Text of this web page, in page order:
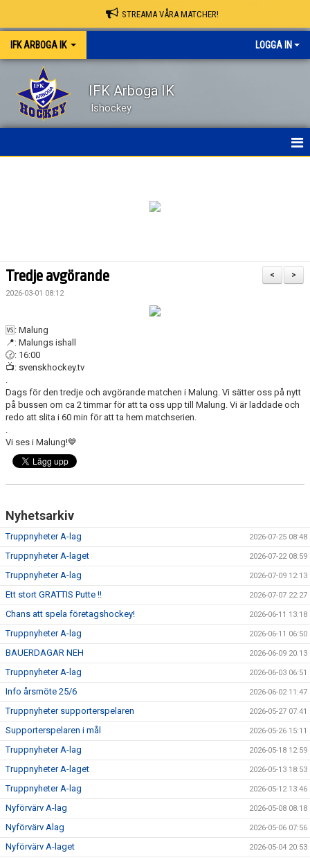
STREAMA VÅRA MATCHER!
IFK ARBOGA IK LOGGA IN
IFK Arboga IK
Ishockey
KALENDER
VÅRA LAG
ISSCHEMA
BOKA LOGE OCH MAT
DEN BLÅVITA VÄGEN
A-LAGETS MATCHER 25/26
KLUBBPROFIL
SUPPORTERKLUBBEN
MEDLEMSSKAP
ENKRONASMATCH 2026
>
<
Tredje avgörande
2026-03-01 08:12
🆚: Malung
📍: Malungs ishall
🕝: 16:00
📺: svenskhockey.tv
.
Dags för den tredje och avgörande matchen i Malung. Vi sätter oss på nytt
på bussen om ca 2 timmar för att ta oss upp till Malung. Vi är laddade och
redo att slita i 60 min för att ta hem matchserien.
.
Vi ses i Malung!💙
Nyhetsarkiv
Truppnyheter A-lag 2026-07-25 08:48
Truppnyheter A-laget 2026-07-22 08:59
Truppnyheter A-lag 2026-07-09 12:13
Ett stort GRATTIS Putte !! 2026-07-07 22:27
Chans att spela företagshockey! 2026-06-11 13:18
Truppnyheter A-lag 2026-06-11 06:50
BAUERDAGAR NEH 2026-06-09 20:13
Truppnyheter A-lag 2026-06-03 06:51
Info årsmöte 25/6 2026-06-02 11:47
Truppnyheter supporterspelaren 2026-05-27 07:41
Supporterspelaren i mål 2026-05-26 15:11
Truppnyheter A-lag 2026-05-18 12:59
Truppnyheter A-laget 2026-05-13 18:53
Truppnyheter A-lag 2026-05-12 13:46
Nyförvärv A-lag 2026-05-08 08:18
Nyförvärv Alag 2026-05-06 07:56
Nyförvärv A-laget 2026-05-04 20:53